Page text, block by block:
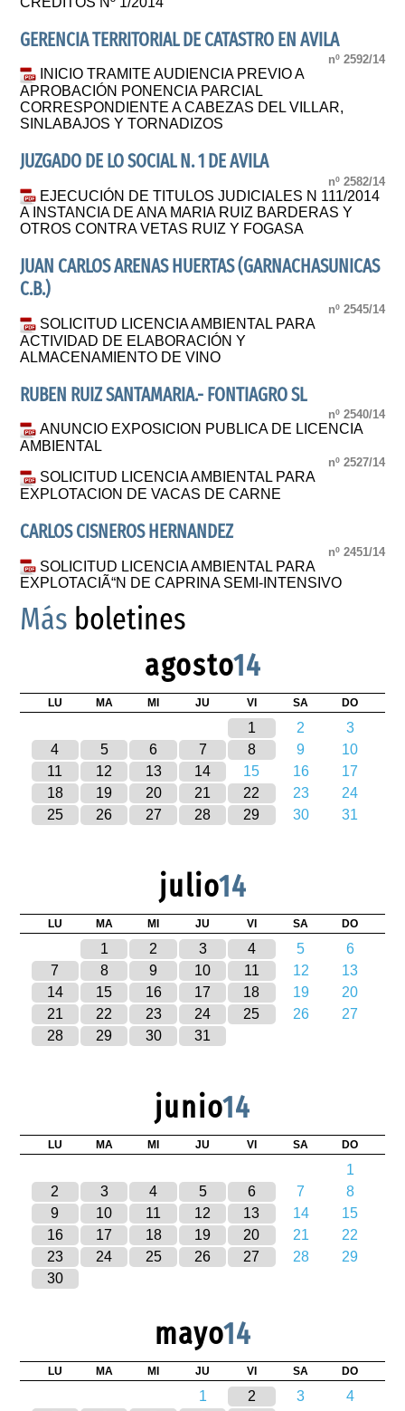
GERENCIA TERRITORIAL DE CATASTRO EN AVILA
nº 2592/14
INICIO TRAMITE AUDIENCIA PREVIO A
APROBACIÓN PONENCIA PARCIAL
CORRESPONDIENTE A CABEZAS DEL VILLAR,
SINLABAJOS Y TORNADIZOS
JUZGADO DE LO SOCIAL N. 1 DE AVILA
nº 2582/14
EJECUCIÓN DE TITULOS JUDICIALES N 111/2014
A INSTANCIA DE ANA MARIA RUIZ BARDERAS Y
OTROS CONTRA VETAS RUIZ Y FOGASA
JUAN CARLOS ARENAS HUERTAS (GARNACHASUNICAS
C.B.)
nº 2545/14
SOLICITUD LICENCIA AMBIENTAL PARA
ACTIVIDAD DE ELABORACIÓN Y
ALMACENAMIENTO DE VINO
RUBEN RUIZ SANTAMARIA.- FONTIAGRO SL
nº 2540/14
ANUNCIO EXPOSICION PUBLICA DE LICENCIA
AMBIENTAL
nº 2527/14
SOLICITUD LICENCIA AMBIENTAL PARA
EXPLOTACION DE VACAS DE CARNE
CARLOS CISNEROS HERNANDEZ
nº 2451/14
SOLICITUD LICENCIA AMBIENTAL PARA
EXPLOTACIÃ“N DE CAPRINA SEMI-INTENSIVO
Más boletines
agosto14
LU MA MI JU VI SA DO
1 2
3
4
5 6 7 8 9
10
11
12 13 14 15 16
17
18
19 20 21 22 23
24
25
26 27 28 29 30 31
julio14
LU MA MI JU VI SA DO
1 2 3 4 5
6
7
8 9 10 11 12
13
14
15 16 17 18 19
20
21
22 23 24 25 26
27
28
29 30 31
junio14
LU MA MI JU VI SA DO
1
2
3 4 5 6 7
8
9
10 11 12 13 14
15
16
17 18 19 20 21
22
23
24 25 26 27 28
29
30
mayo14
LU MA MI JU VI SA DO
1 2 3
4